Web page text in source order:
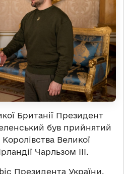
Британії Президент
був прийнятий
Великої
Чарльзом ІІІ.
Президента України.